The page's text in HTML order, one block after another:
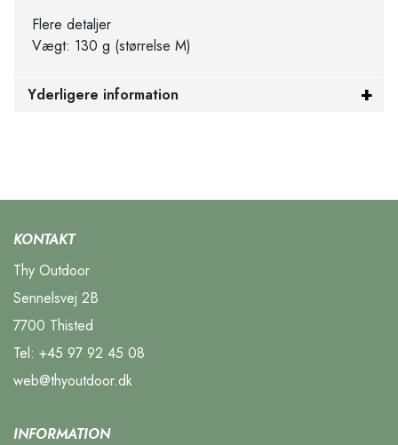
Flere detaljer
Vægt: 130 g (størrelse M)
Yderligere information
KONTAKT
Thy Outdoor
Sennelsvej 2B
7700 Thisted
Tel: +45 97 92 45 08
web@thyoutdoor.dk
INFORMATION